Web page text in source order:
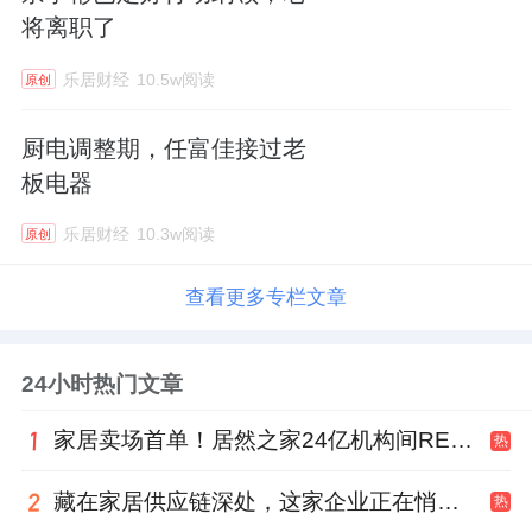
将离职了
原创 乐居财经 10.5w阅读
厨电调整期，任富佳接过老
板电器
原创 乐居财经 10.3w阅读
查看更多专栏文章
24小时热门文章
家居卖场首单！居然之家24亿机构间REITs获深交所无异议函 热
藏在家居供应链深处，这家企业正在悄悄转型 热